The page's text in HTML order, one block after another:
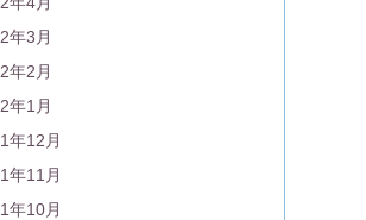
年3月
年2月
年1月
年12月
年11月
年10月